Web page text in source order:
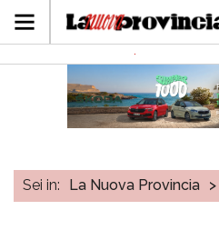
Sei in: La Nuova Provincia >